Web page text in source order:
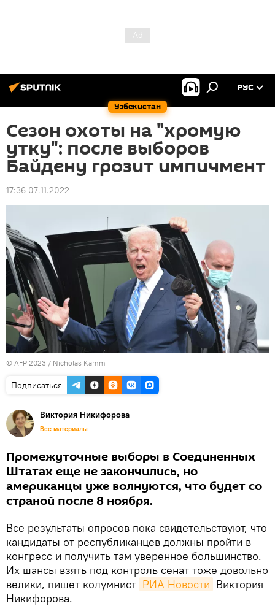
Узбекистан
РУС
Сезон охоты на "хромую
утку": после выборов
Байдену грозит импичмент
17:36 07.11.2022
© AFP 2023 / Nicholas Kamm
Подписаться
Виктория Никифорова
Все материалы
Промежуточные выборы в Соединенных
Штатах еще не закончились, но
американцы уже волнуются, что будет со
страной после 8 ноября.
Все результаты опросов пока свидетельствуют, что
кандидаты от республиканцев должны пройти в
конгресс и получить там уверенное большинство.
Их шансы взять под контроль сенат тоже довольно
велики, пишет колумнист РИА Новости Виктория
Никифорова.